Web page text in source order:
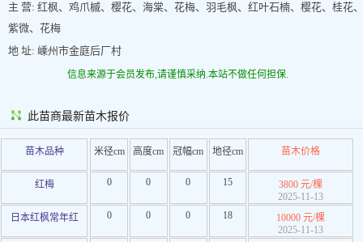
主 营: 红枫、鸡爪槭、樱花、海棠、花梅、羽毛枫、红叶石楠、樱花、桂花、
紫微、花梅
地 址: 嵊州市金庭后厂村
信息来源于会员发布,请谨慎采纳.本站不做任何担保.
此苗商最新苗木报价
苗木品种 米径cm 高度cm 冠幅cm 地径cm 苗木价格
红梅 0 0 0 15
3800 元/棵
2025-11-13
日本红枫常年红
0 0 0 18
10000 元/棵
2025-11-13